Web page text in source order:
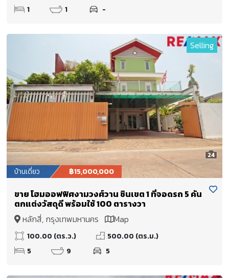
1
1 -
24
Selling
บ้านเดี่ยว ฿15,000,000
ขาย โฮมออฟฟิศงามวงศ์วาน ชินเขต 1 ที่จอดรถ 5 คัน
ตกแต่งวัสดุดี พร้อมใช้ 100 ตารางวา
หลักสี่, กรุงเทพมหานคร
Map
100.00 (ตร.ว.)
500.00 (ตร.ม.)
5
9 5